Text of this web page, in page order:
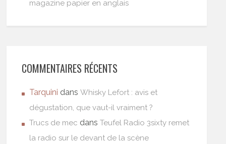
magazine papier en anglais
COMMENTAIRES RÉCENTS
Tarquini dansWhisky Lefort : avis et
dégustation, que vaut-il vraiment ?
Trucs de mec dansTeufel Radio 3sixty remet
la radio sur le devant de la scène